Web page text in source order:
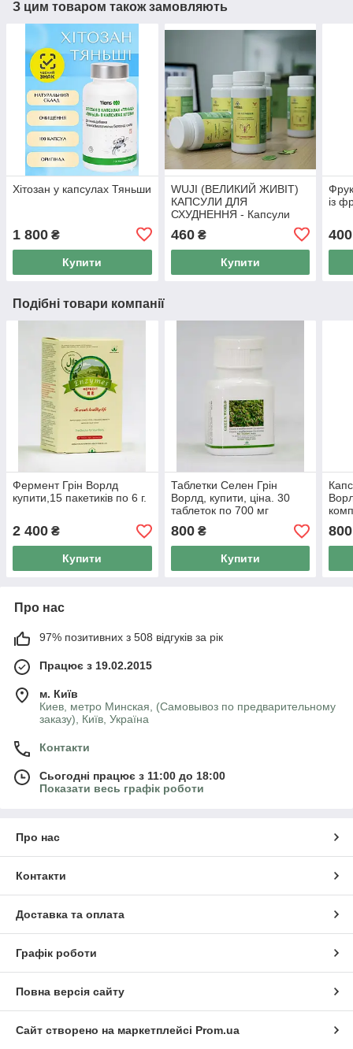
З цим товаром також замовляють
Хітозан у капсулах Тяньши
1 800 ₴
Купити
WUJI (ВЕЛИКИЙ ЖИВІТ)
КАПСУЛИ ДЛЯ
СХУДНЕННЯ - Капсули
для схуднення Тянь Ву, 50
капс
460₴
Купити
із
400
Подібні товари компанії
Фермент Грін Ворлд
купити,15 пакетиків по 6 г.
2 400 ₴
Купити
Таблетки Селен Грін
Ворлд, купити, ціна. 30
таблеток по 700 мг
800₴
Купити
800
Про нас
97% позитивних з 508 відгуків за рік
Працює з 19.02.2015
м. Київ
Киев, метро Минская, (Самовывоз по предварительному
заказу), Київ, Україна
Контакти
Сьогодні працює з 11:00 до 18:00
Показати весь графік роботи
Про нас
Контакти
Доставка та оплата
Графік роботи
Повна версія сайту
Сайт створено на маркетплейсі Prom.ua